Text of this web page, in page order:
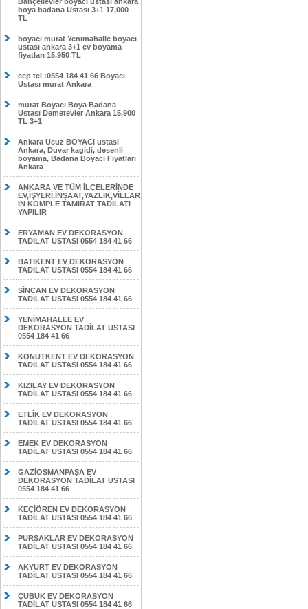
boya badana Ustası 3+1 17,000
TL
boyacı murat Yenimahalle boyacı
ustası ankara 3+1 ev boyama
fiyatları 15,950 TL
cep tel :0554 184 41 66 Boyacı
Ustası murat Ankara
murat Boyacı Boya Badana
Ustası Demetevler Ankara 15,900
TL 3+1
Ankara Ucuz BOYACI ustasi
Ankara, Duvar kagidi, desenli
boyama, Badana Boyaci Fiyatları
Ankara
ANKARA VE TÜM İLÇELERİNDE
EV,İŞYERİ,İNŞAAT,YAZLIK,VİLLAR
IN KOMPLE TAMİRAT TADİLATI
YAPILIR
ERYAMAN EV DEKORASYON
TADİLAT USTASI 0554 184 41 66
BATIKENT EV DEKORASYON
TADİLAT USTASI 0554 184 41 66
SİNCAN EV DEKORASYON
TADİLAT USTASI 0554 184 41 66
YENİMAHALLE EV
DEKORASYON TADİLAT USTASI
0554 184 41 66
KONUTKENT EV DEKORASYON
TADİLAT USTASI 0554 184 41 66
KIZILAY EV DEKORASYON
TADİLAT USTASI 0554 184 41 66
ETLİK EV DEKORASYON
TADİLAT USTASI 0554 184 41 66
EMEK EV DEKORASYON
TADİLAT USTASI 0554 184 41 66
GAZİOSMANPAŞA EV
DEKORASYON TADİLAT USTASI
0554 184 41 66
KEÇİÖREN EV DEKORASYON
TADİLAT USTASI 0554 184 41 66
PURSAKLAR EV DEKORASYON
TADİLAT USTASI 0554 184 41 66
AKYURT EV DEKORASYON
TADİLAT USTASI 0554 184 41 66
ÇUBUK EV DEKORASYON
TADİLAT USTASI 0554 184 41 66